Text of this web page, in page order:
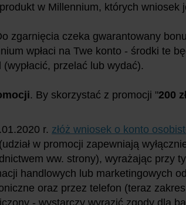
w Millennium, których wniosek
zgarnięcia czeka gwarantowany
wpłaci na Twe konto - środki te
przelać lub wydać).
. By skorzystać z promocji "200
r. złóż wniosek o konto
w promocji zapewniają
ww. strony), wyrażając przy
handlowych lub marketingowych
oraz przez telefon (teraz
- wystarczy wyrazić zgody dla